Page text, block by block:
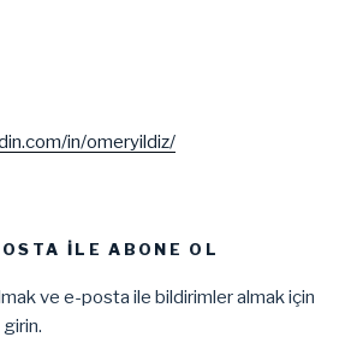
in/omeryildiz/
ILE ABONE OL
ve e-posta ile bildirimler almak için